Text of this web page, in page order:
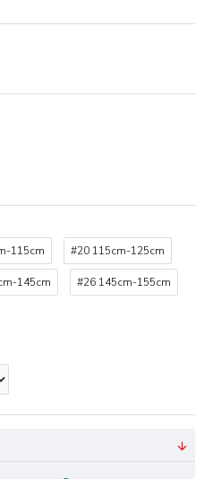
115cm #20 115cm-125cm
145cm #26 145cm-155cm